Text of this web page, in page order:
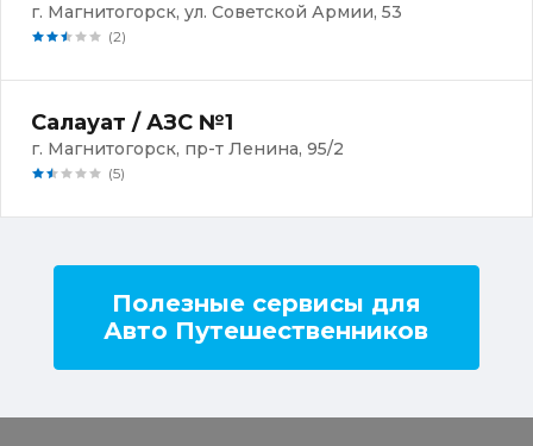
г. Магнитогорск, ул. Советской Армии, 53
(2)
Салауат / АЗС №1
г. Магнитогорск, пр-т Ленина, 95/2
(5)
Полезные сервисы для
Авто Путешественников